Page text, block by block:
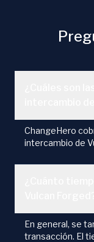
ChangeHero
intercambio de
En general, se
transacción. El